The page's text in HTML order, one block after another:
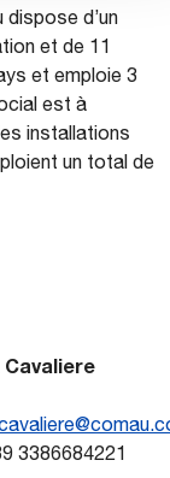
dispose d’un
et de 11
et emploie 3
est à
installations
un total de
Cavaliere
3386684221